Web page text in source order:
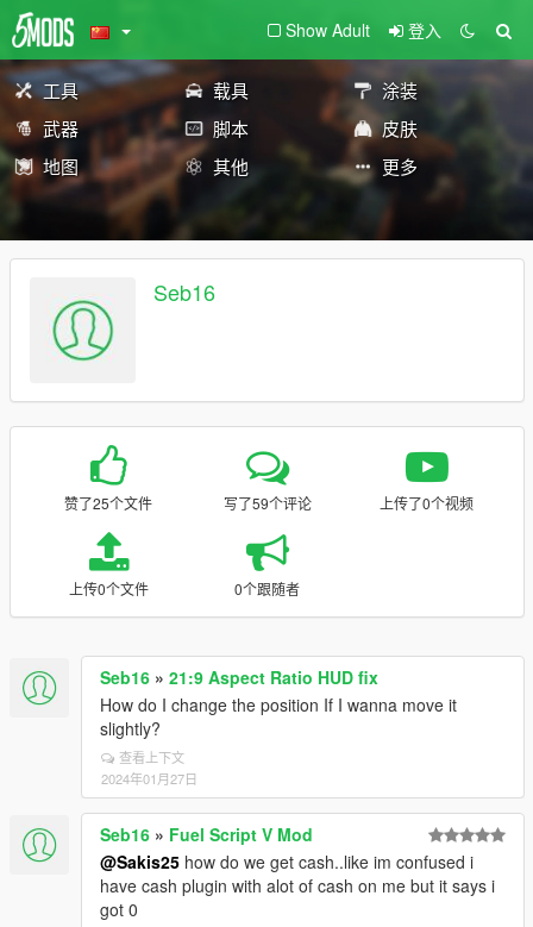
Show Adult 登入
工具 载具
涂装
武器
脚本
皮肤
地图
其他 更多
Seb16
赞了25个文件 写了59个评论 上传了0个视频
上传0个文件 0个跟随者
Seb16 » 21:9 Aspect Ratio HUD fix
How do I change the position If I wanna move it
slightly?
查看上下文
2024年01月27日
Seb16 » Fuel Script V Mod
@Sakis25 how do we get cash..like im confused i
have cash plugin with alot of cash on me but it says i
got 0